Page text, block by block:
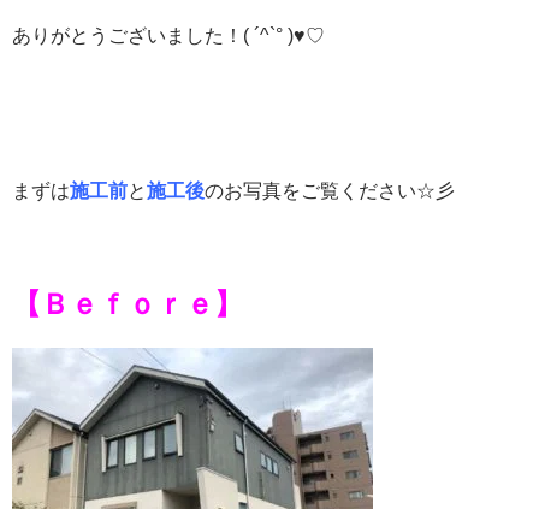
ありがとうございました！( ´^`° )♥♡
まずは施工前と施工後のお写真をご覧ください☆彡
【Ｂｅｆｏｒｅ】